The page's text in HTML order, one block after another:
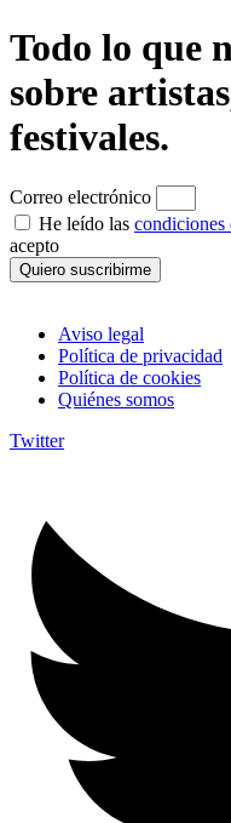
Todo lo que
sobre
festivales.
Correo electrónico
He leído las condiciones
acepto
Quiero suscribirme
Aviso legal
Política de privacidad
Política de cookies
Quiénes somos
Twitter